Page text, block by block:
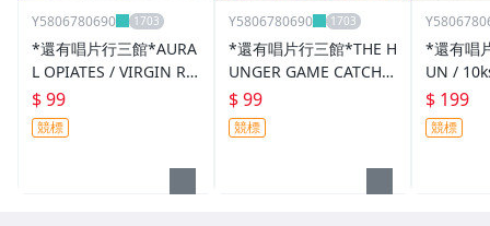
Y5806780690
*還有唱片行三館*AURA
L OPIATES / VIRGIN RE
CORDS 二手 ZZ11418
(競標)
$ 99
競標
Y5806780690
*還有唱片行三館*THE H
UNGER GAME CATCHI
NG FIRE 全新 ZZ5974
(需競標)
$ 99
競標
*還有唱
UN /
0(競標)
$ 199
競標